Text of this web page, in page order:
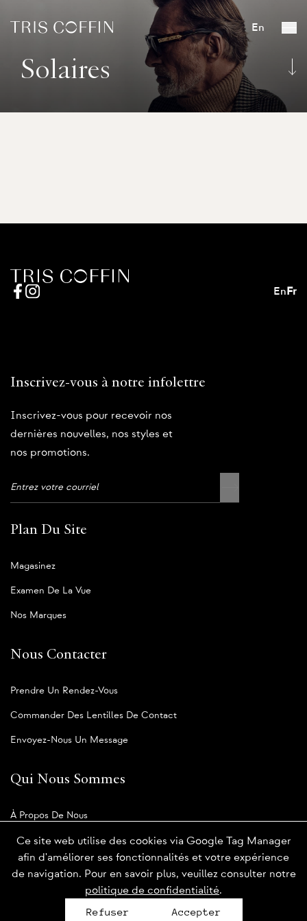
En
Solaires
Ce site web utilise des cookies via Google Tag Manager
afin d'améliorer ses fonctionnalités et votre expérience
de navigation. Pour en savoir plus, veuillez consulter notre
politique de confidentialité.
Refuser
Accepter
En Fr
Inscrivez-vous à notre infolettre
Inscrivez-vous pour recevoir nos
dernières nouvelles, nos styles et
nos promotions.
Plan Du Site
Magasinez
Examen De La Vue
Nos Marques
Nous Contacter
Prendre Un Rendez-Vous
Commander Des Lentilles De Contact
Envoyez-Nous Un Message
Qui Nous Sommes
À Propos De Nous
Notre Blogue
Politique de confidentialité